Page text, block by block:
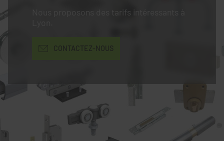
Nous proposons des tarifs intéressants à
CONTACTEZ-NOUS